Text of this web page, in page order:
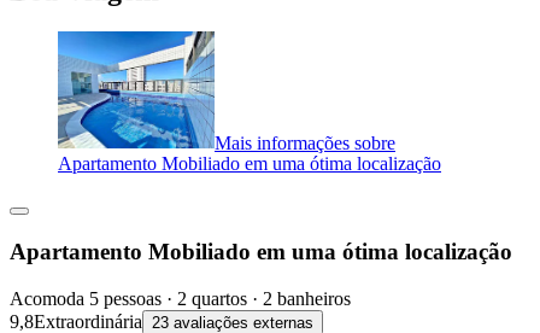
Mais informações sobre
Apartamento Mobiliado em uma ótima localização
Apartamento Mobiliado em uma ótima localização
Acomoda 5 pessoas · 2 quartos · 2 banheiros
9,8Extraordinária 23 avaliações externas